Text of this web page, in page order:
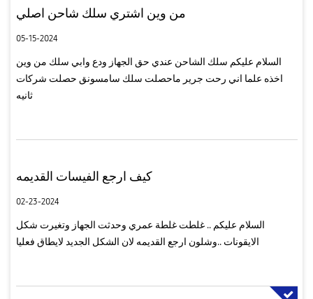
من وين اشتري سلك شاحن اصلي
05-15-2024
السلام عليكم سلك الشاحن عندي حق الجهاز ودع وابي سلك من وين
اخذه علما اني رحت جرير ماحصلت سلك سامسونق حصلت شركات
ثانيه
كيف ارجع الفيسات القديمه
02-23-2024
السلام عليكم .. غلطت غلطة عمري وحدثت الجهاز وتغيرت شكل
الايقونات ..وشلون ارجع القديمه لان الشكل الجديد لايطاق فعليا